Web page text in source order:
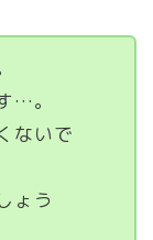
…。
ないで
ょう